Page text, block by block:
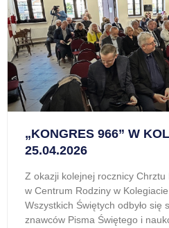
„KONGRES 966” W
25.04.2026
Z okazji kolejnej rocznicy
w Centrum Rodziny w
Wszystkich Świętych odbyło się
znawców Pisma Świętego i